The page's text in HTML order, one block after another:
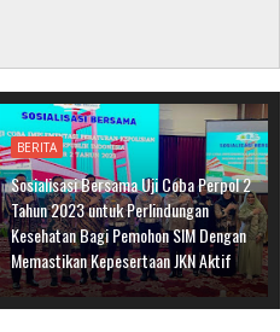
BERITA
Sosialisasi Bersama Uji Coba Perpol 2
Tahun 2023 untuk Perlindungan
Kesehatan Bagi Pemohon SIM Dengan
Memastikan Kepesertaan JKN Aktif